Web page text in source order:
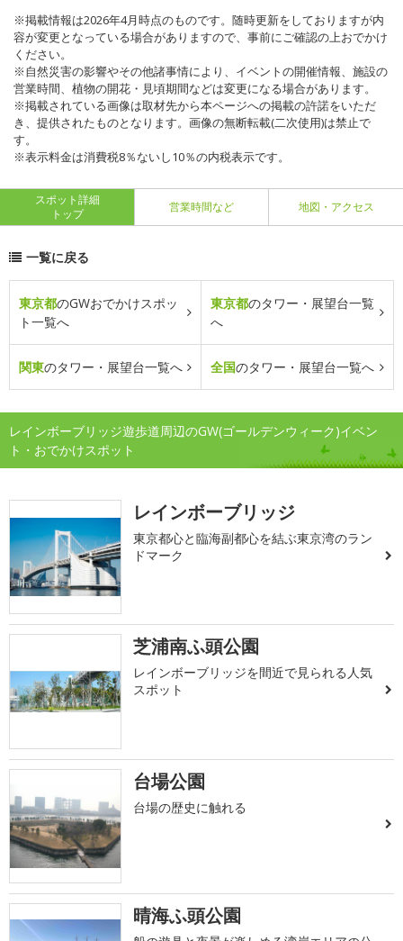
※掲載情報は2026年4月時点のものです。随時更新をしておりますが内
容が変更となっている場合がありますので、事前にご確認の上おでかけ
ください。
※自然災害の影響やその他諸事情により、イベントの開催情報、施設の
営業時間、植物の開花・見頃期間などは変更になる場合があります。
※掲載されている画像は取材先から本ページへの掲載の許諾をいただ
き、提供されたものとなります。画像の無断転載(二次使用)は禁止で
す。
※表示料金は消費税8％ないし10％の内税表示です。
スポット詳細
トップ
営業時間など 地図・アクセス
一覧に戻る
東京都のGWおでかけスポッ
ト一覧へ
東京都のタワー・展望台一覧
へ
関東のタワー・展望台一覧へ 全国のタワー・展望台一覧へ
レインボーブリッジ遊歩道周辺のGW(ゴールデンウィーク)イベン
ト・おでかけスポット
レインボーブリッジ
東京都心と臨海副都心を結ぶ東京湾のラン
ドマーク
芝浦南ふ頭公園
レインボーブリッジを間近で見られる人気
スポット
台場公園
台場の歴史に触れる
晴海ふ頭公園